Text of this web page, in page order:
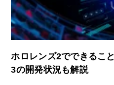
ホロレンズ2でできるこ
3の開発状況も解説